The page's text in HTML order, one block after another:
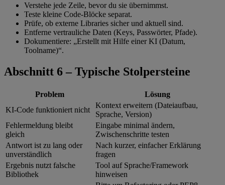
Verstehe jede Zeile, bevor du sie übernimmst.
Teste kleine Code-Blöcke separat.
Prüfe, ob externe Libraries sicher und aktuell sind.
Entferne vertrauliche Daten (Keys, Passwörter, Pfade).
Dokumentiere: „Erstellt mit Hilfe einer KI (Datum,
Toolname)“.
Abschnitt 6 – Typische Stolpersteine
Problem
Lösung
KI-Code funktioniert nicht
Kontext erweitern (Dateiaufbau,
Sprache, Version)
Fehlermeldung bleibt
gleich
Eingabe minimal ändern,
Zwischenschritte testen
Antwort ist zu lang oder
unverständlich
Nach kurzer, einfacher Erklärung
fragen
Ergebnis nutzt falsche
Bibliothek
Tool auf Sprache/Framework
hinweisen